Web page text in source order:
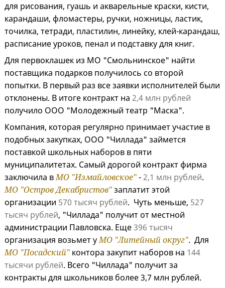
для рисования, гуашь и акварельные краски, кисти,
карандаши, фломастеры, ручки, ножницы, ластик,
точилка, тетради, пластилин, линейку, клей-карандаш,
расписание уроков, пенал и подставку для книг.
Для первоклашек из МО "Смольнинское" найти
поставщика подарков получилось со второй
попытки. В первый раз все заявки исполнителей были
отклонены. В итоге контракт на 2,4 млн рублей
получило ООО "Молодежный театр "Маска".
Компания, которая регулярно принимает участие в
подобных закупках, ООО "Чиллада" займется
поставкой школьных наборов в пяти
муниципалитетах. Самый дорогой контракт фирма
заключила вМО "Измайловское"-2,1 млн рублей.
МО "Остров Декабристов"заплатит этой
организации 570 тысяч рублей. Чуть меньше, 527
тысяч рублей, "Чиллада" получит от местной
администрации Павловска. Еще396 тысяч
организация возьмет уМО "Литейный округ". Для
МО "Посадский" контора закупит наборов на 144
тысячи рублей. Всего "Чиллада" получит за
контракты для школьников более 3,7 млн рублей.